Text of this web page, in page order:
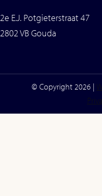
2e E.J. Potgieterstraat 47
2802 VB Gouda
© Copyright 2026 |